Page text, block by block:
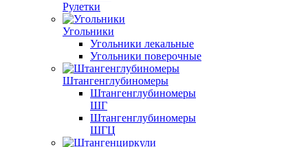
Рулетки
Угольники
Угольники лекальные
Угольники поверочные
Штангенглубиномеры
Штангенглубиномеры
ШГ
Штангенглубиномеры
ШГЦ